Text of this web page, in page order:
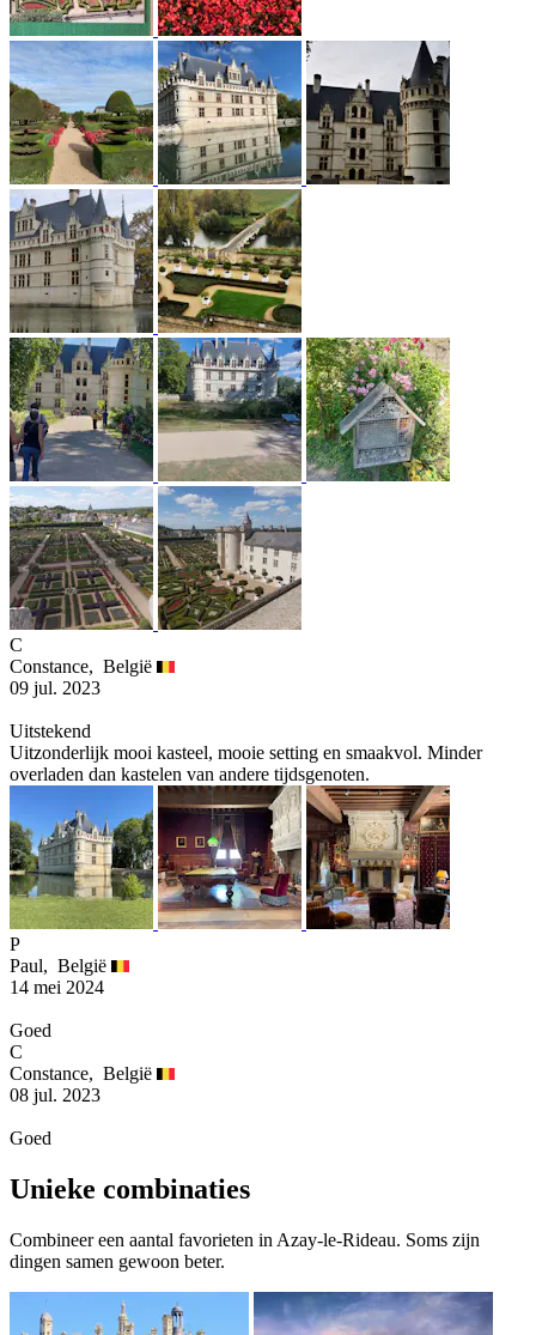
C
Constance, België
09 jul. 2023
Uitstekend
Uitzonderlijk mooi kasteel, mooie setting en smaakvol. Minder
overladen dan kastelen van andere tijdsgenoten.
P
Paul, België
14 mei 2024
Goed
C
Constance, België
08 jul. 2023
Goed
Unieke combinaties
Combineer een aantal favorieten in Azay-le-Rideau. Soms zijn
dingen samen gewoon beter.